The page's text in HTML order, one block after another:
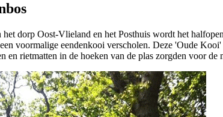
het dorp Oost-Vlieland en het Posthuis wordt het
voormalige eendenkooi verscholen. Deze 'Oude
en rietmatten in de hoeken van de plas zorgden voor